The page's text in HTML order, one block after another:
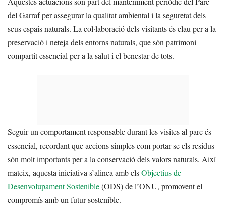
del Garraf per assegurar la qualitat ambiental i la seguretat dels
seus espais naturals. La col·laboració dels visitants és clau per a la
preservació i neteja dels entorns naturals, que són patrimoni
compartit essencial per a la salut i el benestar de tots.
Seguir un comportament responsable durant les visites al parc és
essencial, recordant que accions simples com portar-se els residus
són molt importants per a la conservació dels valors naturals. Així
mateix, aquesta iniciativa s’alinea amb elsObjectius de
Desenvolupament Sostenible(ODS) de l’ONU, promovent el
compromís amb un futur sostenible.